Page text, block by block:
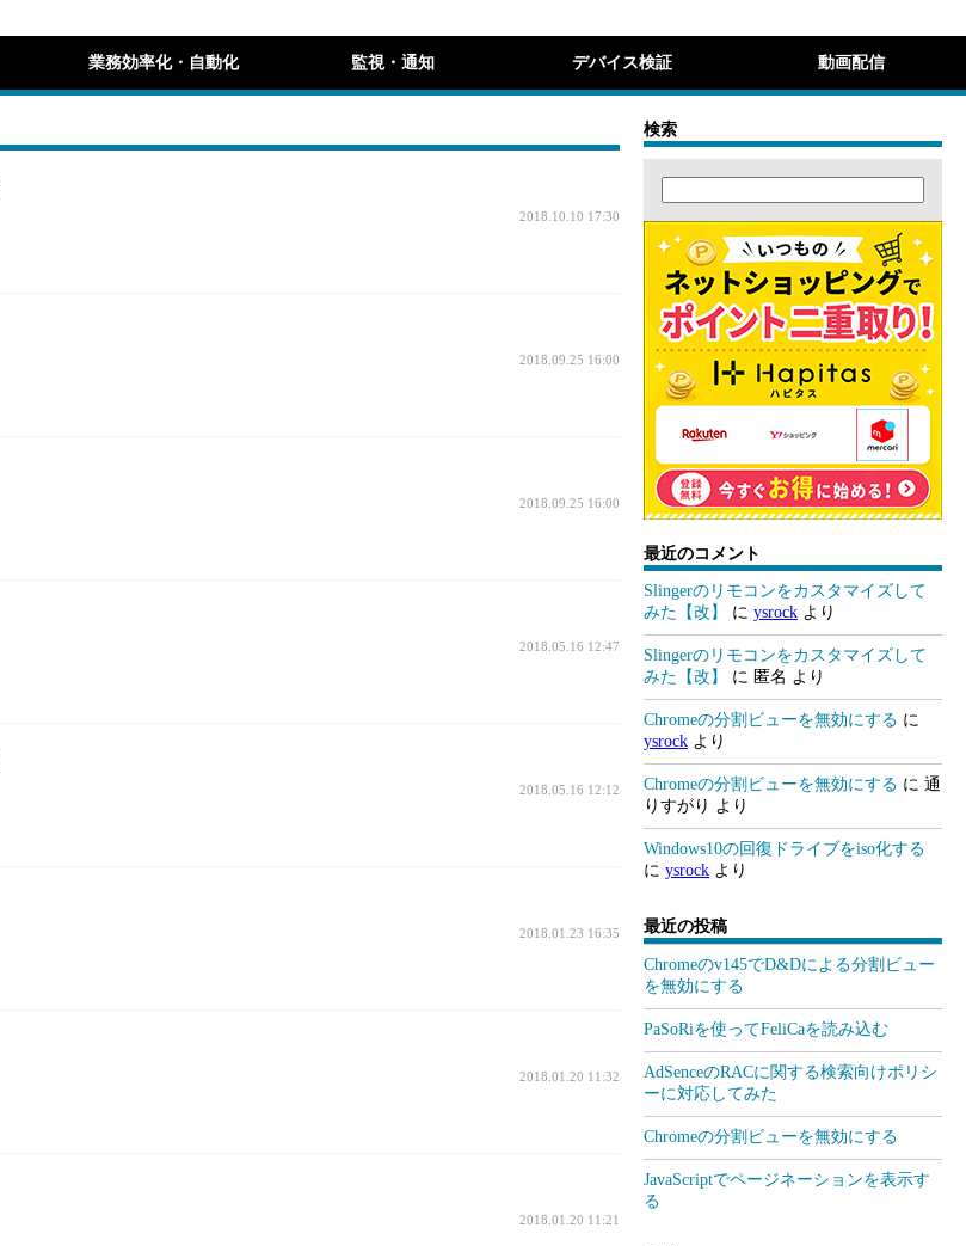
業務効率化・自動化 監視・通知 デバイス検証 動画配信
2018.10.10 17:30
2018.09.25 16:00
2018.09.25 16:00
2018.05.16 12:47
2018.05.16 12:12
2018.01.23 16:35
2018.01.20 11:32
2018.01.20 11:21
検索
最近のコメント
Slingerのリモコンをカスタマイズして
みた【改】
に ysrock より
Slingerのリモコンをカスタマイズして
みた【改】
に 匿名 より
Chromeの分割ビューを無効にする に
ysrock より
Chromeの分割ビューを無効にする に 通
りすがり より
Windows10の回復ドライブをiso化する
に ysrock より
最近の投稿
Chromeのv145でD&Dによる分割ビュー
を無効にする
PaSoRiを使ってFeliCaを読み込む
AdSenceのRACに関する検索向けポリシ
ーに対応してみた
Chromeの分割ビューを無効にする
JavaScriptでページネーションを表示す
る